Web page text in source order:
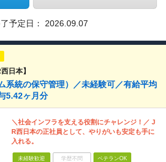
予定日： 2026.09.07
日本】
系統の保守管理）／未経験可／有給平均
5.42ヶ月分
＼社会インフラを支える役割にチャレンジ！／ J
R西日本の正社員として、やりがいも安定も手に
入れる。
未経験歓迎 学歴不問 ベテランOK